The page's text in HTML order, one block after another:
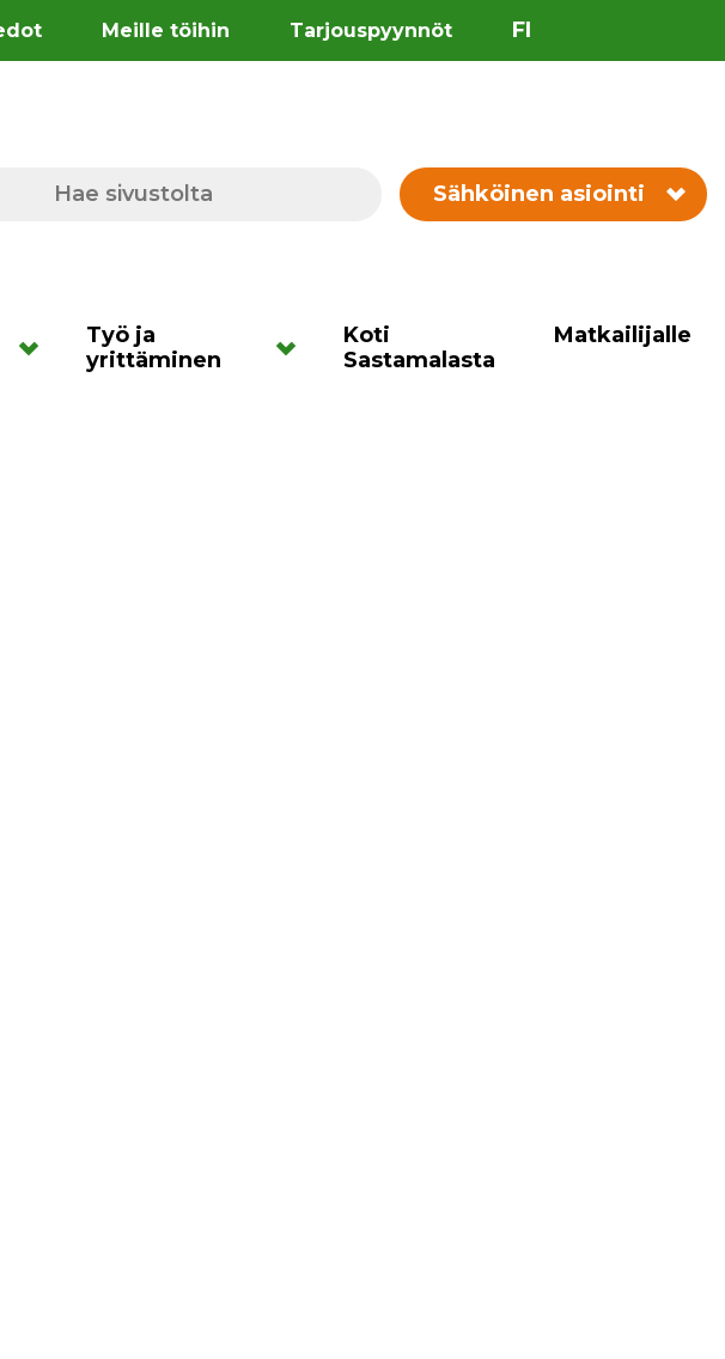
Meille töihin Tarjouspyynnöt FI
Sähköinen asiointi
Työ ja
yrittäminen
Koti
Sastamalasta
Matkailijalle